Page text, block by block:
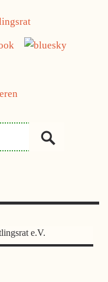
e.V.